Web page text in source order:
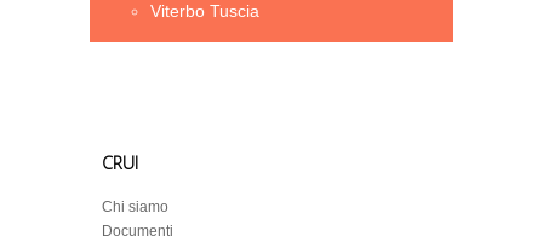
Viterbo Tuscia
CRUI
Chi siamo
Documenti